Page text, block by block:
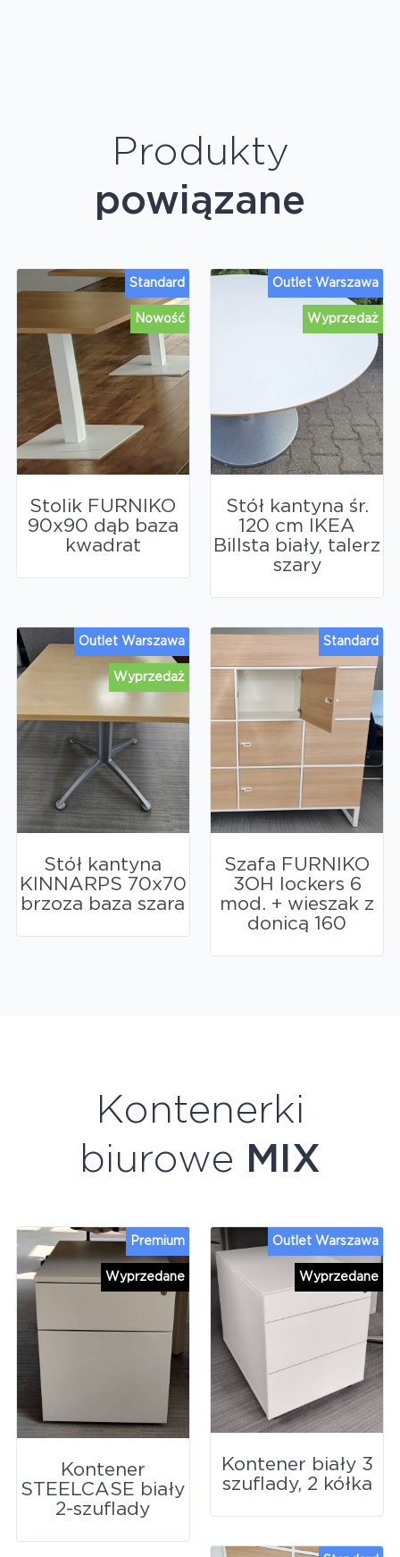
Produkty
powiązane
Nowość
Standard
Stolik FURNIKO
90x90 dąb baza
kwadrat
Wyprzedaż
Outlet Warszawa
Stół kantyna śr.
120 cm IKEA
Billsta biały, talerz
szary
Wyprzedaż
Outlet Warszawa
Stół kantyna
KINNARPS 70x70
brzoza baza szara
Standard
Szafa FURNIKO
3OH lockers 6
mod. + wieszak z
donicą 160
Kontenerki
biurowe MIX
Wyprzedane
Premium
Kontener
STEELCASE biały
2-szuflady
Wyprzedane
Outlet Warszawa
Kontener biały 3
szuflady, 2 kółka